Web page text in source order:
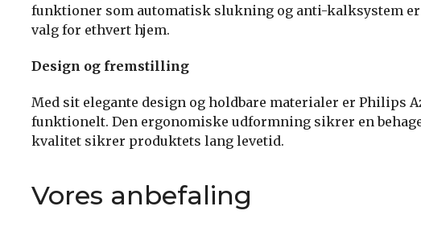
funktioner som automatisk slukning og anti-kalksystem er
valg for ethvert hjem.
Design og fremstilling
Med sit elegante design og holdbare materialer er Philips
funktionelt. Den ergonomiske udformning sikrer en
kvalitet sikrer produktets lang levetid.
Vores anbefaling